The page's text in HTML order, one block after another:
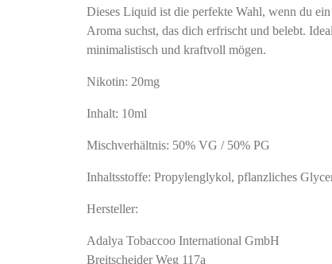
Dieses Liquid ist die perfekte Wahl, wenn du
Aroma suchst, das dich erfrischt und belebt.
minimalistisch und kraftvoll mögen.
Nikotin: 20mg
Inhalt: 10ml
Mischverhältnis: 50% VG / 50% PG
Inhaltsstoffe: Propylenglykol, pflanzliches
Hersteller:
Adalya Tobaccoo International GmbH
Breitscheider Weg 117a